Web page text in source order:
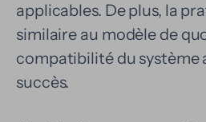
applicables. De plus, la
similaire au modèle de
compatibilité du système
succès.